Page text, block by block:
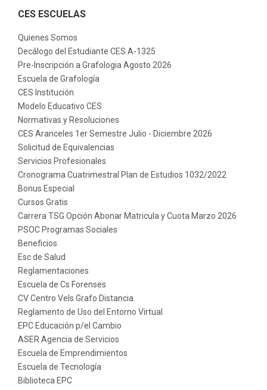
CES ESCUELAS
Quienes Somos
Decálogo del Estudiante CES A-1325
Pre-Inscripción a Grafologia Agosto 2026
Escuela de Grafología
CES Institución
Modelo Educativo CES
Normativas y Resoluciones
CES Aranceles 1er Semestre Julio - Diciembre 2026
Solicitud de Equivalencias
Servicios Profesionales
Cronograma Cuatrimestral Plan de Estudios 1032/2022
Bonus Especial
Cursos Gratis
Carrera TSG Opción Abonar Matricula y Cuota Marzo 2026
PSOC Programas Sociales
Beneficios
Esc de Salud
Reglamentaciones
Escuela de Cs Forenses
CV Centro Vels Grafo Distancia
Reglamento de Uso del Entorno Virtual
EPC Educación p/el Cambio
ASER Agencia de Servicios
Escuela de Emprendimientos
Escuela de Tecnología
Biblioteca EPC